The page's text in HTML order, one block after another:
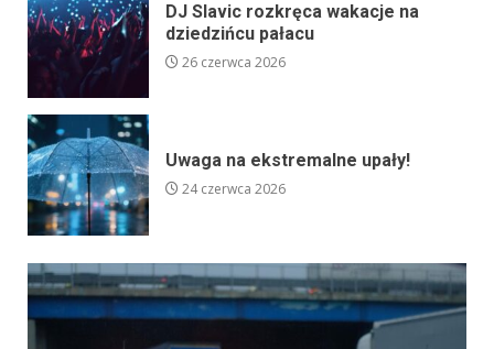
DJ Slavic rozkręca wakacje na
dziedzińcu pałacu
26 czerwca 2026
Uwaga na ekstremalne upały!
24 czerwca 2026